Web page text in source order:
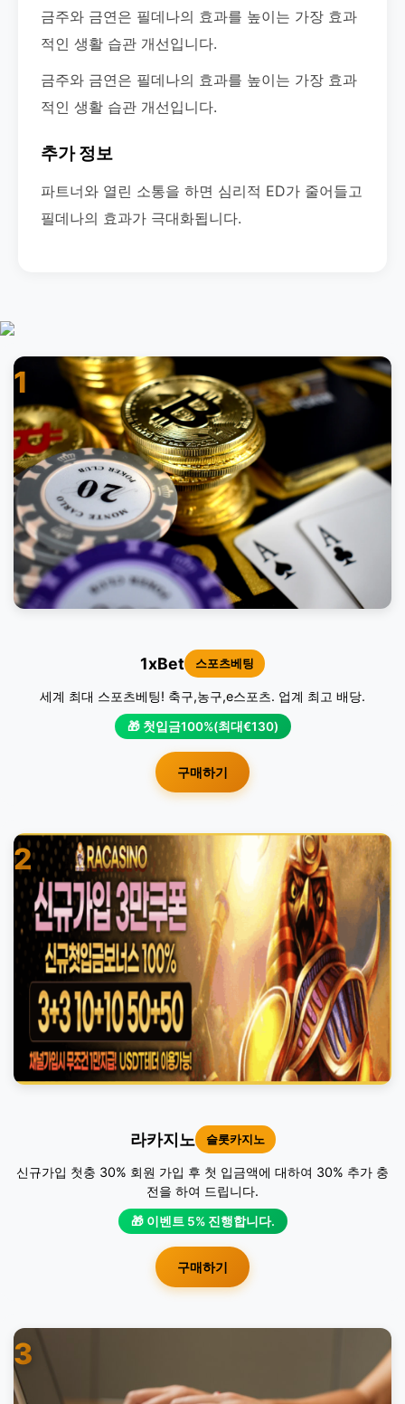
금주와 금연은 필데나의 효과를 높이는 가장 효과
적인 생활 습관 개선입니다.
금주와 금연은 필데나의 효과를 높이는 가장 효과
적인 생활 습관 개선입니다.
추가 정보
파트너와 열린 소통을 하면 심리적 ED가 줄어들고
필데나의 효과가 극대화됩니다.
1
1xBet 스포츠베팅
세계 최대 스포츠베팅! 축구,농구,e스포츠. 업계 최고 배당.
🎁 첫입금100%(최대€130)
구매하기
2
라카지노 슬롯카지노
신규가입 첫충 30% 회원 가입 후 첫 입금액에 대하여 30% 추가 충
전을 하여 드립니다.
🎁 이벤트 5% 진행합니다.
구매하기
3